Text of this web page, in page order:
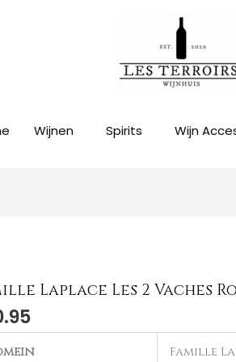
Wijnen Spirits Wijn
Laplace Les 2 Vaches
Famille